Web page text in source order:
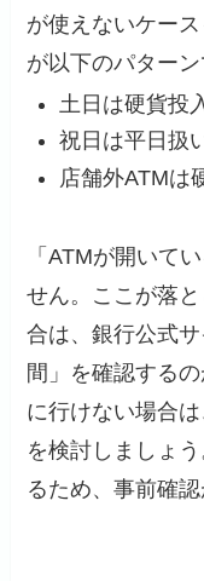
が使えないケー
が以下のパターン
土日は硬貨投
祝日は平日扱
店舗外ATMは
「ATMが開いて
せん。ここが落
合は、銀行公式
間」を確認する
に行けない場合
を検討しましょ
るため、事前確認